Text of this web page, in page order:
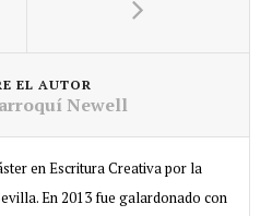
EL AUTOR
Newell
en Escritura Creativa por la
En 2013 fue galardonado con